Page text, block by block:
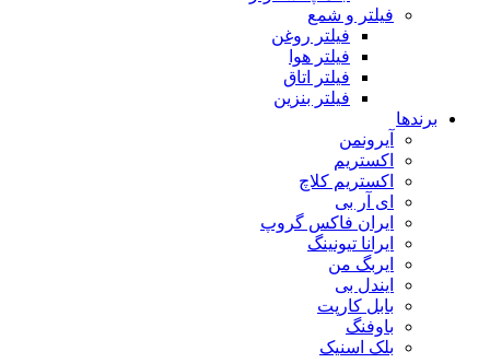
فیلتر و شمع
فیلتر روغن
فیلتر هوا
فیلتر اتاق
فیلتر بنزین
برندها
آیرونمن
اکستریم
اکستریم کلاچ
ای آر بی
ایران فاکس گروپ
ایرانا تیونینگ
ایربگ من
ایندل بی
بابل کارپت
باوفنگ
بلک اسنیک